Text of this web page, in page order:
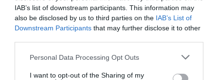
IAB’s list of downstream participants. This information may
also be disclosed by us to third parties on the IAB’s List of
Downstream Participants that may further disclose it to other
Please note that this website/app uses one or more Google
not limited to your visit or usage behaviour. You may click to
Personal Data Processing Opt Outs
I want to opt-out of the Sharing of my
Europa League και Conference League ξεχωρίζουν στο
πρόγραμμα με τις αθλητικές μεταδόσεις της ημέρας.
Αναλυτικά οι αθλητικές...
03 Αυγούστου 2026